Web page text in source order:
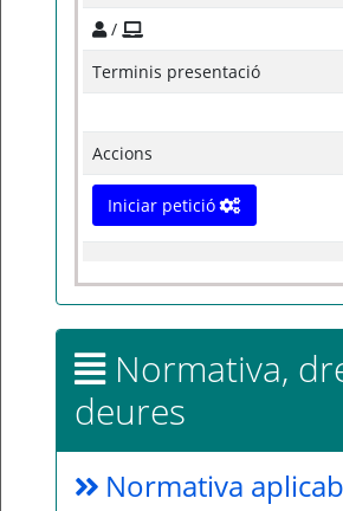
/
Terminis presentació
Accions
Iniciar petició
Normativa,
deures
Normativa